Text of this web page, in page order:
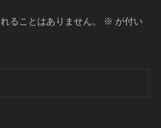
ることはありません。 ※ が付い